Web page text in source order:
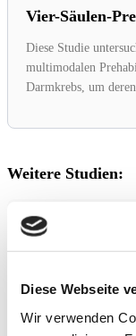
Diese Webseite
Wir verwenden
Vier-Säulen-
Diese Studie
multimodalen
Darmkrebs, um
Weitere Studien:
Speichel cf-
psychischen
In einer Studie mit
mitochondriale